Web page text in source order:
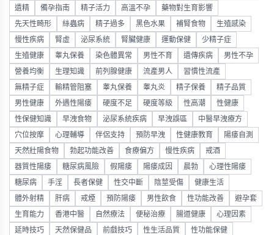
遺精 備孕指南 精子活力 高溫不孕 藥物對生育影響
先天性畸形 絲蟲病 精子過多 黑色水果 補腎食物 生殖感染
慢性疾病 腎虛 泌尿系統 腎臟健康 運動保健 少精子症
生殖健康 睾丸保養 染色體異常 男性不育 遺傳疾病 男性不孕
營養均衡 生理知識 前列腺健康 流產男人 習慣性流產
無精子症 輸精管阻塞 睾丸保養 睾丸炎 精子保養 精子品質
男性健康 外遇性陽痿 硬度不足 硬度等級 性高潮 性健康
性保健知識 早洩食物 泌尿系統疾病 早洩誤區 中醫早洩療方
穴位按摩 心理輔導 伴侶支持 預防早洩 性健康教育 陽痿自測
天然壯陽食物 勃起功能改善 食療偏方 慢性疾病 戒酒
器質性陽痿 糖尿病風險 假陽痿 陽痿成因 晨勃 心理性陽痿
糖尿病 手淫 長者保健 性交中斷 陰莖受傷 健康生活
體外射精 肝病 戒煙 預防陽痿 男性飲食 性功能改善 避孕套
生育能力 香港中醫 自然療法 便秘治療 腸道健康 心理因素
延時技巧 天然保健品 前戲技巧 性生活品質 性功能保健